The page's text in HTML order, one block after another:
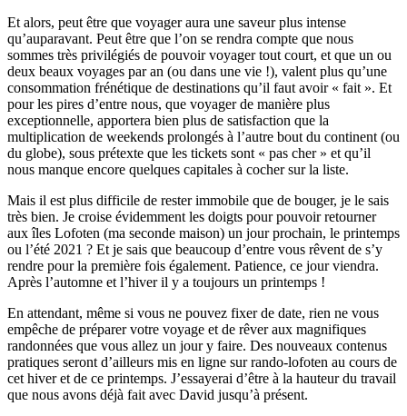
Et alors, peut être que voyager aura une saveur plus intense
qu’auparavant. Peut être que l’on se rendra compte que nous
sommes très privilégiés de pouvoir voyager tout court, et que un ou
deux beaux voyages par an (ou dans une vie !), valent plus qu’une
consommation frénétique de destinations qu’il faut avoir « fait ». Et
pour les pires d’entre nous, que voyager de manière plus
exceptionnelle, apportera bien plus de satisfaction que la
multiplication de weekends prolongés à l’autre bout du continent (ou
du globe), sous prétexte que les tickets sont « pas cher » et qu’il
nous manque encore quelques capitales à cocher sur la liste.
Mais il est plus difficile de rester immobile que de bouger, je le sais
très bien. Je croise évidemment les doigts pour pouvoir retourner
aux îles Lofoten (ma seconde maison) un jour prochain, le printemps
ou l’été 2021 ? Et je sais que beaucoup d’entre vous rêvent de s’y
rendre pour la première fois également. Patience, ce jour viendra.
Après l’automne et l’hiver il y a toujours un printemps !
En attendant, même si vous ne pouvez fixer de date, rien ne vous
empêche de préparer votre voyage et de rêver aux magnifiques
randonnées que vous allez un jour y faire. Des nouveaux contenus
pratiques seront d’ailleurs mis en ligne sur rando-lofoten au cours de
cet hiver et de ce printemps. J’essayerai d’être à la hauteur du travail
que nous avons déjà fait avec David jusqu’à présent.